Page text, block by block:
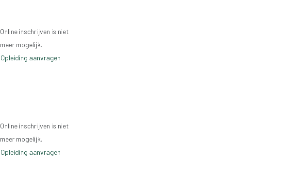
Online inschrijven is niet
meer mogelijk.
Opleiding aanvragen
Online inschrijven is niet
meer mogelijk.
Opleiding aanvragen